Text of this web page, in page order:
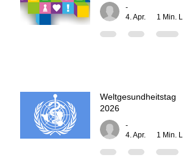
-
4. Apr.
Weltgesundheitstag
2026
-
4. Apr.